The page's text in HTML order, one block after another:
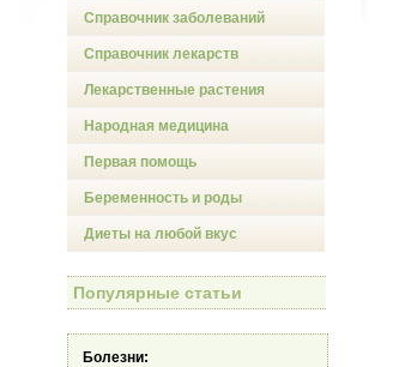
Справочник заболеваний
Справочник лекарств
Лекарственные растения
Народная медицина
Первая помощь
Беременность и роды
Диеты на любой вкус
Популярные статьи
Болезни: